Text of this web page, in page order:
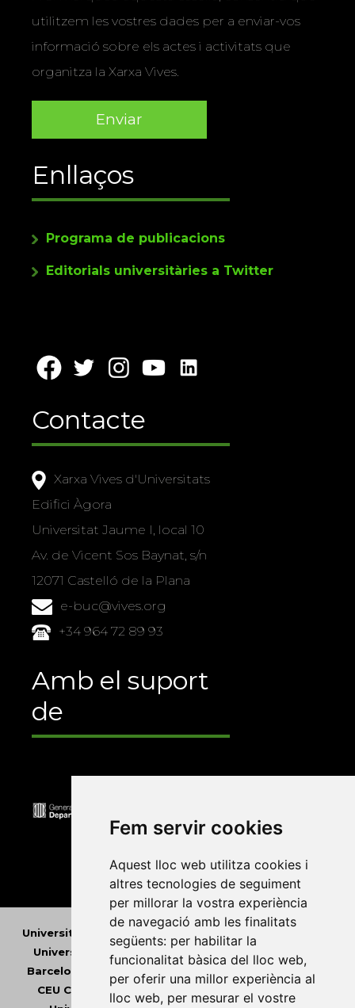
Fem servir cookies
Aquest lloc web utilitza cookies i
altres tecnologies de seguiment
per millorar la vostra experiència
de navegació amb les finalitats
següents: per habilitar la
funcionalitat bàsica del lloc web
per oferir una millor experiència al
lloc web per mesurar el vostre
utilitzem les vostres dades per a enviar-vos
informació sobre els actes i activitats que
organitza la Xarxa Vives.
Enllaços
Programa de publicacions
Editorials universitàries a Twitter
Contacte
Xarxa Vives d'Universitats
Edifici Àgora
Universitat Jaume I, local 10
Av. de Vicent Sos Baynat, s/n
12071 Castelló de la Plana
e-buc@vives.org
+34 964 72 89 93
Amb el suport
de
Universitat Abat Oliba CEU•Universitat d'Alacant
Universitat d'Andorra•Universitat Autònoma de
Barcelona
Universitat de Barcelona•Universitat
CEU Cardenal Herrera•Universitat de Girona •
Universitat de les Illes Balears• Universitat